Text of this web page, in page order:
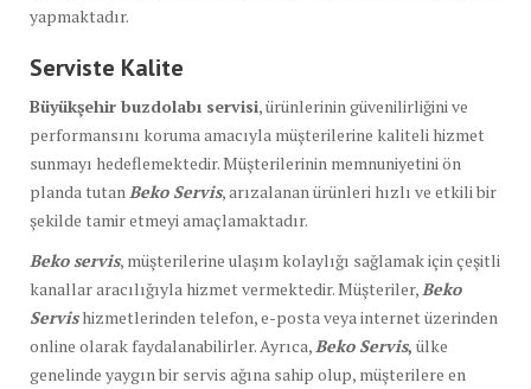
yapmaktadır.
Serviste Kalite
Büyükşehir buzdolabı servisi, ürünlerinin güvenilirliğini ve
performansını koruma amacıyla müşterilerine kaliteli hizmet
sunmayı hedeflemektedir. Müşterilerinin memnuniyetini ön
planda tutan Beko Servis, arızalanan ürünleri hızlı ve etkili bir
şekilde tamir etmeyi amaçlamaktadır.
Beko servis, müşterilerine ulaşım kolaylığı sağlamak için çeşitli
kanallar aracılığıyla hizmet vermektedir. Müşteriler, Beko
Servishizmetlerinden telefon, e-posta veya internet üzerinden
online olarak faydalanabilirler. Ayrıca, Beko Servis, ülke
genelinde yaygın bir servis ağına sahip olup, müşterilere en